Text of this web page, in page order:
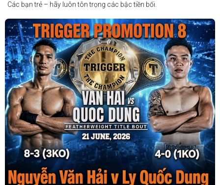
Các bạn trẻ – hãy luôn tôn trọng các bậc tiền bối.